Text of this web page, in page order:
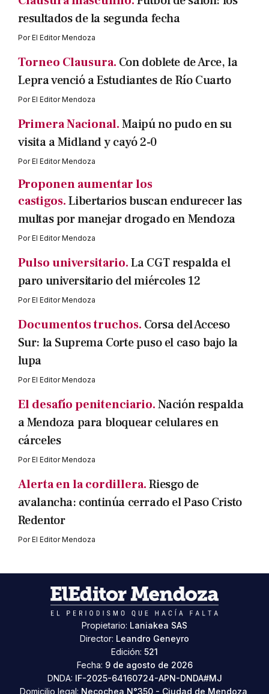
resultados de la segunda fecha
PorEl Editor Mendoza
Torneo Clausura. Con doblete de Arce, la
Lepra venció a Estudiantes de Río Cuarto
PorEl Editor Mendoza
Primera Nacional.Maipú no pudo en su
visita a Midland y cayó 2-0
PorEl Editor Mendoza
Proponen aumentar los
castigos.Libertarios buscan endurecer las
multas por manejar drogado en Mendoza
PorEl Editor Mendoza
Pulso universitario.La CGT respalda el
paro universitario del miércoles 12
PorEl Editor Mendoza
Documentos truchos. Corsa del Acceso
Sur: la Suprema Corte puso el caso bajo la
lupa
PorEl Editor Mendoza
El desafío penitenciario.Nación respalda
a Mendoza para bloquear celulares en
cárceles
PorEl Editor Mendoza
Alerta en la cordillera.Riesgo de
avalancha: continúa cerrado el Paso Cristo
Redentor
PorEl Editor Mendoza
Propietario: Laniakea SAS
Director: Leandro Geneyro
Edición: 521
Fecha: 9 de agosto de 2026
DNDA: IF-2025-64160724-APN-DNDA#MJ
Domicilio legal: Necochea N°350 - Ciudad de Mendoza,